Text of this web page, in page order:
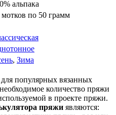
альпака
мотков по 50 грамм
, Зима
для популярных вязанных
количество пряжи
в проекте пряжи.
пряжи являются: